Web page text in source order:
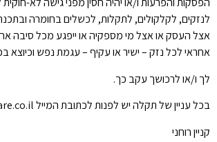
לנזקים, לקלקולים, לתקלות, לכשלים בחומרה
אצל העסק או אצל מי מספקיה או ייפגע מכל סיבה
אחראי לכל נזק – ישיר או עקיף – עגמת נפש וכיוצא
לך ו/או לרכושך עקב כך.
בכל עניין של תקלה יש לפנות לכתובת המייל Info@foot-care.co.il
קניין רוחני